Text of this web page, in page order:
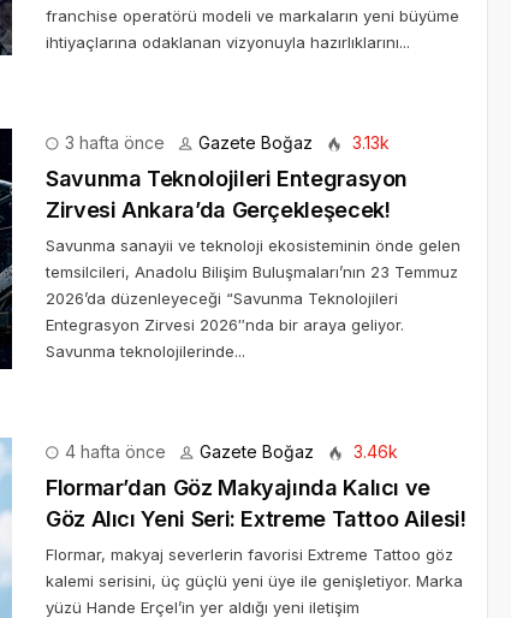
franchise operatörü modeli ve markaların yeni büyüme
ihtiyaçlarına odaklanan vizyonuyla hazırlıklarını...
3 hafta önce Gazete Boğaz 3.13k
Savunma Teknolojileri Entegrasyon
Zirvesi Ankara’da Gerçekleşecek!
Savunma sanayii ve teknoloji ekosisteminin önde gelen
temsilcileri, Anadolu Bilişim Buluşmaları’nın 23 Temmuz
2026’da düzenleyeceği “Savunma Teknolojileri
Entegrasyon Zirvesi 2026″nda bir araya geliyor.
Savunma teknolojilerinde...
4 hafta önce Gazete Boğaz 3.46k
Flormar’dan Göz Makyajında Kalıcı ve
Göz Alıcı Yeni Seri: Extreme Tattoo Ailesi!
Flormar, makyaj severlerin favorisi Extreme Tattoo göz
kalemi serisini, üç güçlü yeni üye ile genişletiyor. Marka
yüzü Hande Erçel’in yer aldığı yeni iletişim